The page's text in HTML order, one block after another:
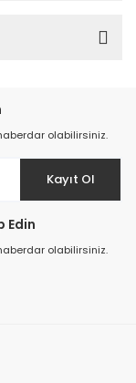
olabilirsiniz.
Kayıt Ol
Edin
olabilirsiniz.